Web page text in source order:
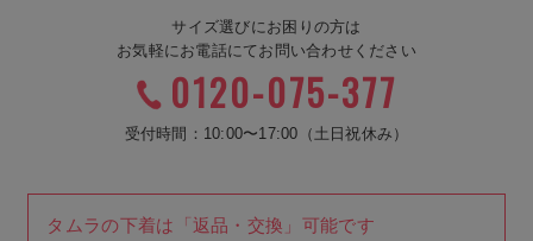
サイズ選びにお困りの方は
お気軽にお電話にてお問い合わせください
0120-075-377
受付時間：10:00〜17:00（土日祝休み）
タムラの下着は「返品・交換」可能です